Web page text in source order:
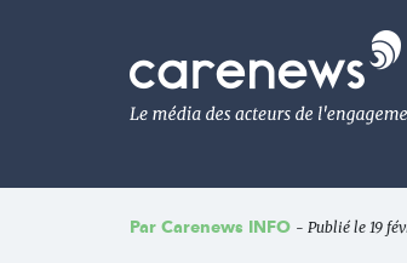
Le
média
de
l'engagement
Par Carenews INFO - Publié le 19